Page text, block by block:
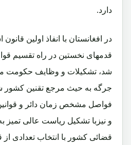
دارد.
قدمهای نخستین در راه تقسیم
شد، تشکیلات و وظایف حکومت
جرگه به حیث مرجع تقنین کشور
فواصل مشخص زمان دائر و
و نیزبا تشکیل ریاست عالی
قضائی کشور با انتخاب تعدادی